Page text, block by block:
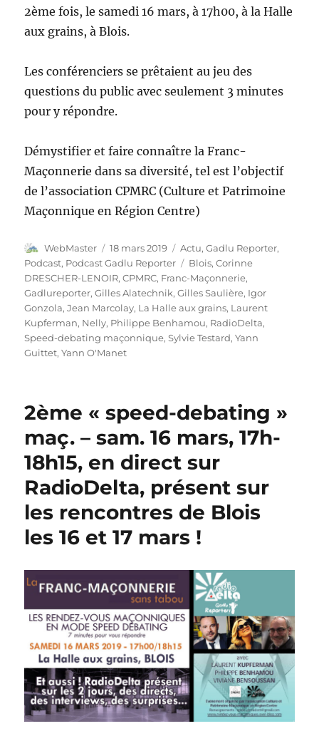
2ème fois, le samedi 16 mars, à 17h00, à la Halle
aux grains, à Blois.
Les conférenciers se prêtaient au jeu des
questions du public avec seulement 3 minutes
pour y répondre.
Démystifier et faire connaître la Franc-
Maçonnerie dans sa diversité, tel est l’objectif
de l’association CPMRC (Culture et Patrimoine
Maçonnique en Région Centre)
Auteur
WebMaster
Publié
le
18 mars 2019 Catégories
Actu,Gadlu Reporter,
Podcast, Podcast Gadlu Reporter Étiquettes
Blois,Corinne
DRESCHER-LENOIR,CPMRC, Franc-Maçonnerie,
Gadlureporter,Gilles Alatechnik,Gilles Saulière, Igor
Gonzola,Jean Marcolay, La Halle aux grains, Laurent
Kupferman, Nelly, Philippe Benhamou, RadioDelta,
Speed-debating maçonnique,Sylvie Testard,Yann
Guittet,Yann O'Manet
2ème « speed-debating »
maç. – sam. 16 mars, 17h-
18h15, en direct sur
RadioDelta, présent sur
les rencontres de Blois
les 16 et 17 mars !